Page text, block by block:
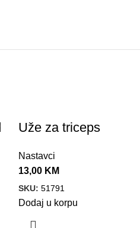
Uže za triceps
Nastavci
13,00 KM
SKU: 51791
Dodaj u korpu